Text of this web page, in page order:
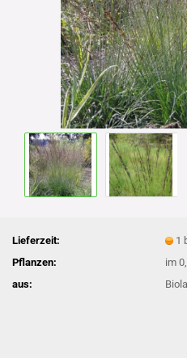
Lieferzeit:
1
Pflanzen:
im
aus: